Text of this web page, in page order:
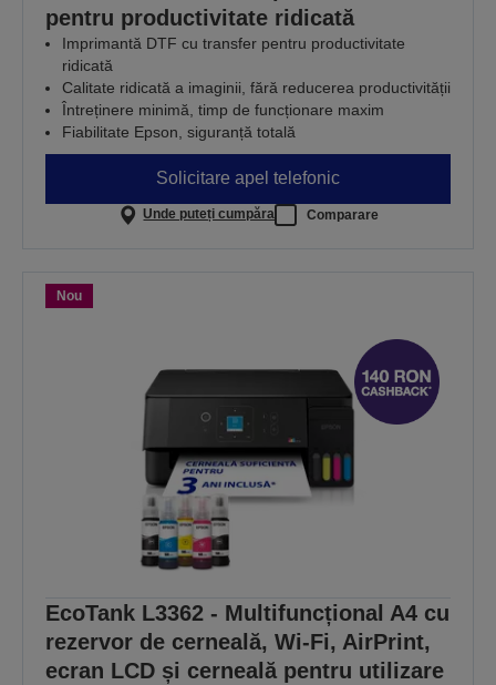
pentru productivitate ridicată
Imprimantă DTF cu transfer pentru productivitate
ridicată
Calitate ridicată a imaginii, fără reducerea productivității
Întreținere minimă, timp de funcționare maxim
Fiabilitate Epson, siguranță totală
Solicitare apel telefonic
Unde puteți cumpăra Comparare
Nou
EcoTank L3362 - Multifuncțional A4 cu
rezervor de cerneală, Wi-Fi, AirPrint,
ecran LCD și cerneală pentru utilizare